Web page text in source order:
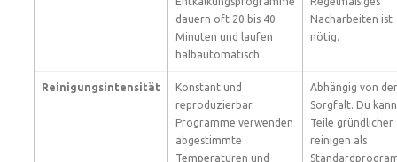
dauern oft 20 bis 40
Minuten und laufen
halbautomatisch.
Nacharbeiten ist
nötig.
Reinigungsintensität
Konstant und
reproduzierbar.
Programme verwenden
abgestimmte
Temperaturen und
Abhängig von der
Sorgfalt. Du
Teile gründlicher
reinigen als